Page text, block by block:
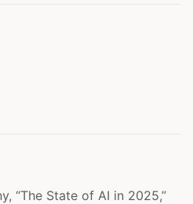
“The State of AI in 2025,”